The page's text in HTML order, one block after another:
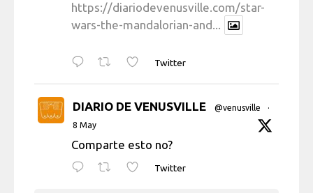
https://diariodevenusville.com/star-
wars-the-mandalorian-and...
Twitter
DIARIO DE VENUSVILLE @venusville
·
8 May
Comparte esto no?
Twitter